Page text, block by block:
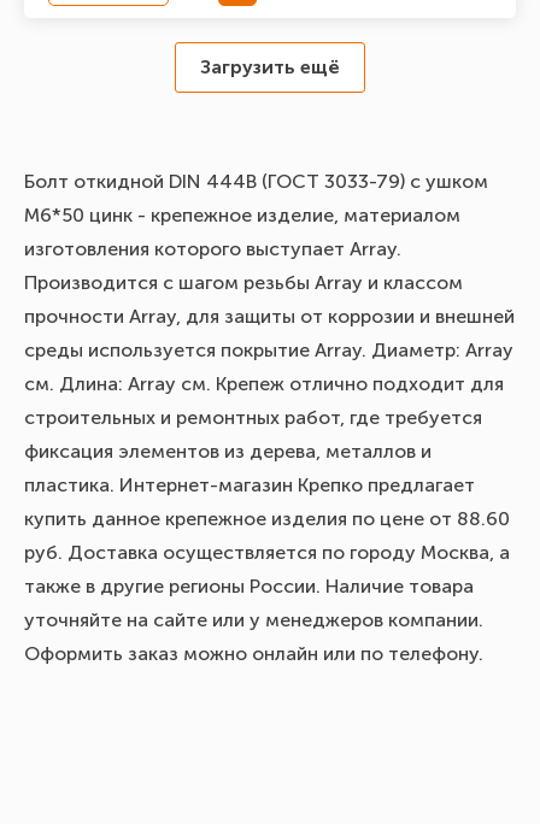
Загрузить ещё
Болт откидной DIN 444В (ГОСТ 3033-79) с ушком
М6*50 цинк - крепежное изделие, материалом
изготовления которого выступает Array.
Производится с шагом резьбы Array и классом
прочности Array, для защиты от коррозии и внешней
среды используется покрытие Array. Диаметр: Array
см. Длина: Array см. Крепеж отлично подходит для
строительных и ремонтных работ, где требуется
фиксация элементов из дерева, металлов и
пластика. Интернет-магазин Крепко предлагает
купить данное крепежное изделия по цене от 88.60
руб. Доставка осуществляется по городу Москва, а
также в другие регионы России. Наличие товара
уточняйте на сайте или у менеджеров компании.
Оформить заказ можно онлайн или по телефону.